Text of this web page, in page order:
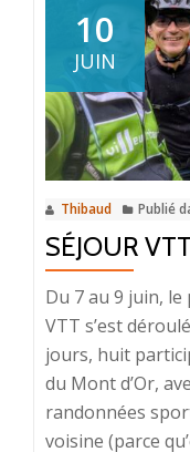
de
la
10
JUIN
Thibaud Publié
SÉJOUR
Du 7 au 9 juin,
VTT s’est
jours, huit
du Mont d’Or,
randonnées
voisine (parce